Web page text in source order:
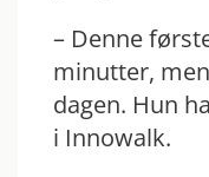
– Denne
minutter,
dagen. Hun
i Innowalk.